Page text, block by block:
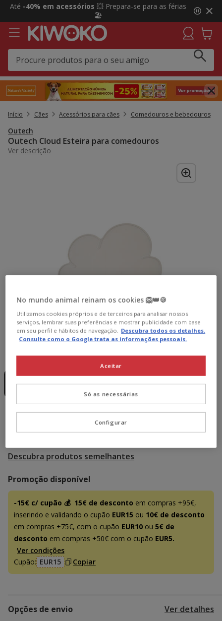
2
3,
mensagem,
Até -40% em acessórios 💥 Prepara-se para as férias
🏖️
Início Cães Acessórios para cães Comedouros e bebedouros
Outech
Outech Cloud Esteira para comedouros
Ver descrição
Formato:1 ud.
1 ud.
Promoção disponível
-15€ c/ cupão 💰 15€ de desconto em compras +95€,
inserindo e validando o cupão EUR15 ou 10€ de desconto
em compras +75€, com o cupão EUR10 ou 5€ de
desconto em compras +50€ com o cupão EUR5.
Ver condições
Cupão: EUR15 Copiar
Preço 6.99€
6.99€
Descubra produtos semelhantes
Opções de envio Ver detalhes
No mundo animal reinam os cookies 🦁👑🍪
Utilizamos cookies próprios e de terceiros para analisar nossos
serviços, lembrar suas preferências e mostrar publicidade com base
em seu perfil e hábitos de navegação. Descubra todos os detalhes.
Consulte como o Google trata as informações pessoais.
Só as necessárias
Aceitar
Configurar